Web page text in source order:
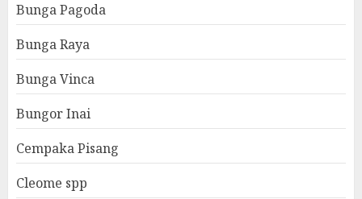
Bunga Pagoda
Bunga Raya
Bunga Vinca
Bungor Inai
Cempaka Pisang
Cleome spp